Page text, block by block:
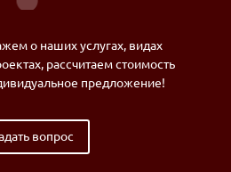
о наших услугах, видах
рассчитаем стоимость
предложение!
вопрос